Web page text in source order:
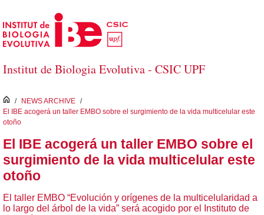
Saltar al contenido principal
Institut de Biologia Evolutiva - CSIC UPF
inici
/ NEWS ARCHIVE /
El IBE acogerá un taller EMBO sobre el surgimiento de la vida multicelular este
otoño
El IBE acogerá un taller EMBO sobre el
surgimiento de la vida multicelular este
otoño
El taller EMBO “Evolución y orígenes de la multicelularidad a
lo largo del árbol de la vida” será acogido por el Instituto de